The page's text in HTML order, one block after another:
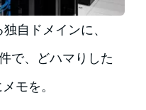
自ドメインに、
で、どハマりした
モを。